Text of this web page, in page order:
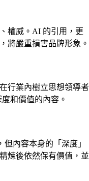
權威。AI 的引用，更
將嚴重損害品牌形象。
行業內樹立思想領導者
和價值的內容。
內容本身的「深度」
煉後依然保有價值，並